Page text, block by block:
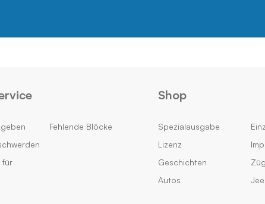
für
Fehlende Blöcke
Shop
Spezialausgabe
Lizenz
Geschichten
Autos